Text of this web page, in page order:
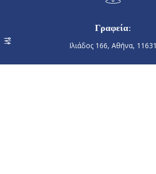
Γραφεία:
Ιλιάδος 166, Αθήνα, 11631